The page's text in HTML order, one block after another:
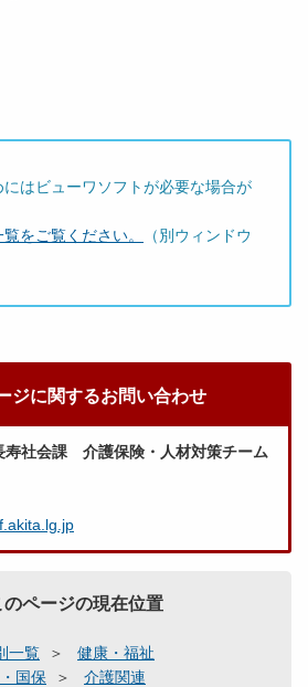
はビューワソフトが必要な場合が
をご覧ください。
（別ウィンドウ
ジに関するお問い合わせ
社会課 介護保険・人材対策チーム
のページの現在位置
一覧
健康・福祉
国保
介護関連